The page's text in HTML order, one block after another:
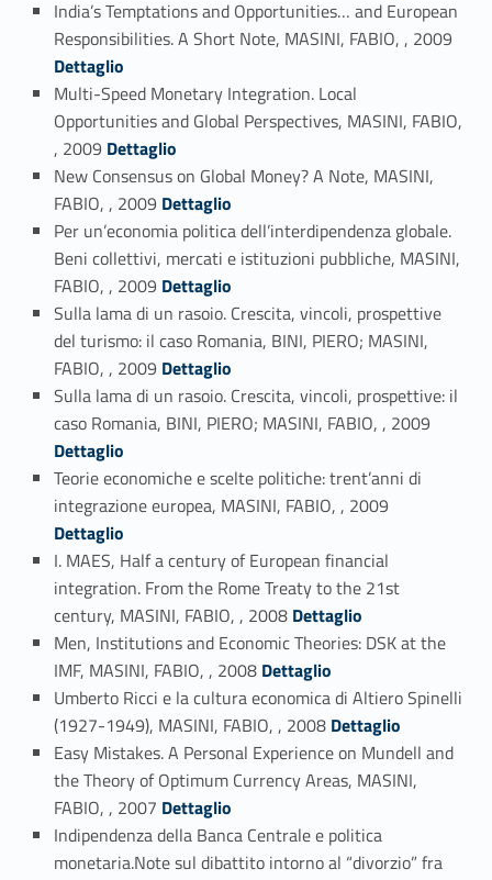
India’s Temptations and Opportunities… and European
Responsibilities. A Short Note, MASINI, FABIO, , 2009
Dettaglio
Multi-Speed Monetary Integration. Local
Opportunities and Global Perspectives, MASINI, FABIO,
, 2009 Link identifier #identifier_person_165938-62
Dettaglio
New Consensus on Global Money? A Note, MASINI,
FABIO, , 2009 Link identifier #identifier_person_182140-63
Dettaglio
Per un’economia politica dell’interdipendenza globale.
Beni collettivi, mercati e istituzioni pubbliche, MASINI,
FABIO, , 2009Link identifier #identifier_person_23643-64Dettaglio
Sulla lama di un rasoio. Crescita, vincoli, prospettive
del turismo: il caso Romania, BINI, PIERO; MASINI,
FABIO, , 2009 Link identifier #identifier_person_119337-65
Dettaglio
Sulla lama di un rasoio. Crescita, vincoli, prospettive: il
caso Romania, BINI, PIERO; MASINI, FABIO, , 2009
Dettaglio
Teorie economiche e scelte politiche: trent’anni di
integrazione europea, MASINI, FABIO, , 2009
Dettaglio
I. MAES, Half a century of European financial
integration. From the Rome Treaty to the 21st
century, MASINI, FABIO, , 2008 Link identifier #identifier_person_197277-68
Dettaglio
Men, Institutions and Economic Theories: DSK at the
IMF, MASINI, FABIO, , 2008 Link identifier #identifier_person_81647-69
Dettaglio
Umberto Ricci e la cultura economica di Altiero Spinelli
(1927-1949), MASINI, FABIO, , 2008 Link identifier #identifier_person_56647-70
Dettaglio
Easy Mistakes. A Personal Experience on Mundell and
the Theory of Optimum Currency Areas, MASINI,
FABIO, , 2007 Link identifier #identifier_person_191046-71
Dettaglio
Indipendenza della Banca Centrale e politica
monetaria.Note sul dibattito intorno al “divorzio” fra